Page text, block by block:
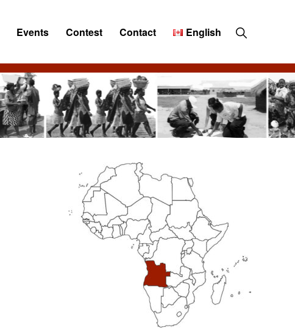
Events Contest Contact English Show
Search
Primary
Sidebar